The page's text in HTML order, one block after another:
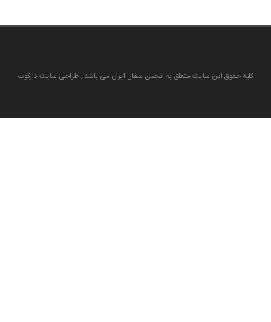
کلیه حقوق این سایت متعلق به انجمن سفال ایران می باشد . طراحی سایت دارکوب